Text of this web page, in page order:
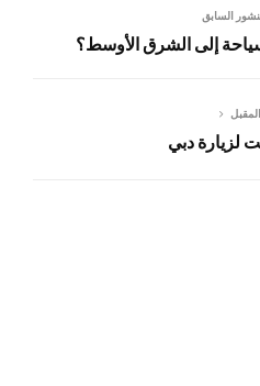
السابق
إلى الشرق الأوسط؟
لزيارة دبي